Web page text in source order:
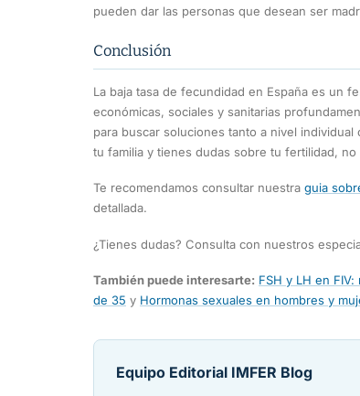
pueden dar las personas que desean ser
Conclusión
La baja tasa de fecundidad en España es un
económicas, sociales y sanitarias
para buscar soluciones tanto a nivel
tu familia y tienes dudas sobre tu fertilidad, no
Te recomendamos consultar nuestra guia
detallada.
¿Tienes dudas? Consulta con nuestros
También puede interesarte: FSH y LH en
de 35 y Hormonas sexuales en hombres y
Equipo Editorial IMFER Blog